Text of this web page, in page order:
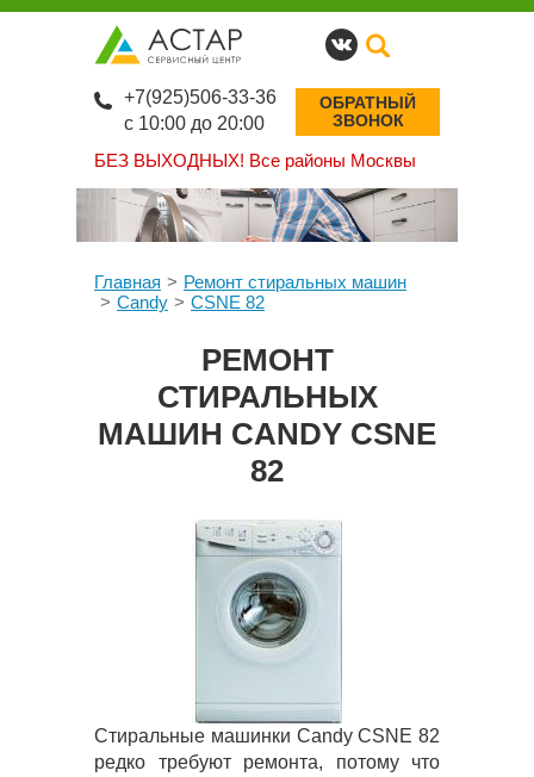
БЕЗ ВЫХОДНЫХ! Все районы Москвы
+7(925)506-33-36
с 10:00 до 20:00
ОБРАТНЫЙ
ЗВОНОК
Главная
Ремонт стиральных машин
Candy
CSNE 82
РЕМОНТ
СТИРАЛЬНЫХ
МАШИН CANDY CSNE
82
Стиральные машинки Candy CSNE 82
редко требуют ремонта, потому что